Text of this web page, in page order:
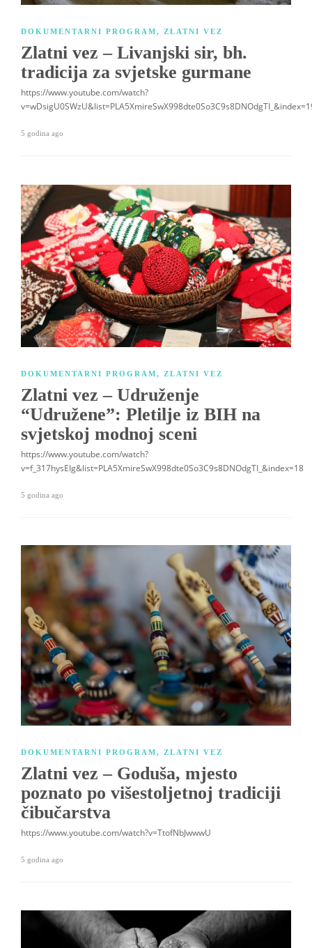
DOKUMENTARNI PROGRAM, ZLATNI VEZ
Zlatni vez – Livanjski sir, bh.
tradicija za svjetske gurmane
https://www.youtube.com/watch?
5 godina ago
DOKUMENTARNI PROGRAM, ZLATNI VEZ
Zlatni vez – Udruženje
“Udružene”: Pletilje iz BIH na
svjetskoj modnoj sceni
https://www.youtube.com/watch?
v=f_317hysEIg&list=PLA5XmireSwX998dte0So3C9s8DNOdgTI_&index=18
5 godina ago
DOKUMENTARNI PROGRAM, ZLATNI VEZ
Zlatni vez – Goduša, mjesto
poznato po višestoljetnoj tradiciji
čibučarstva
https://www.youtube.com/watch?v=TtofNbJwwwU
5 godina ago